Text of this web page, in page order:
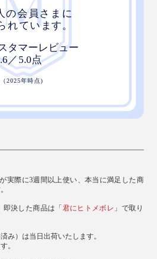
実際に3週間以上使い、本当に満足した商
決した商品は「 君にヒトメボレ 」で取り
み）は当日出荷いたします。
。